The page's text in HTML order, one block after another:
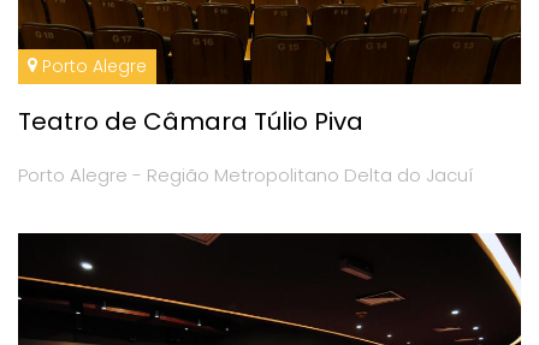
Porto Alegre
Teatro de Câmara Túlio Piva
Porto Alegre - Região Metropolitano Delta do Jacuí